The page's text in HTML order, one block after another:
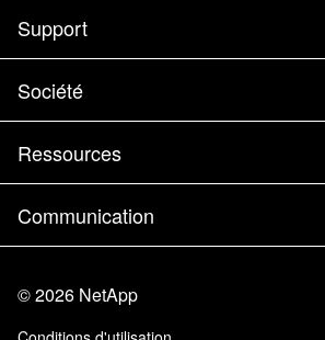
Comment acheter
Service commercial
Trouver un partenaire
Executive Briefing
Produits A-Z
Support
Support
Formation
Documentation
Communauté
Apprendre
Société
Société
Partenaires
Emplois
Trust Center
Ressources
Newsroom
Événements
Blog
Expérience client
Communication
Commentaires sur le site
©2026 NetApp